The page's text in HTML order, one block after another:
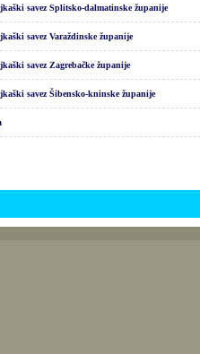
savez Splitsko-dalmatinske županije
savez Varaždinske županije
savez Zagrebačke županije
savez Šibensko-kninske županije